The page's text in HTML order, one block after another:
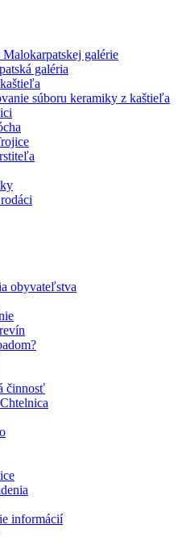
galérie
galéria
súboru keramiky z kaštieľa
obyvateľstva
činnosť
informácií